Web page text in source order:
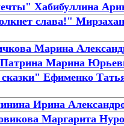
Хабибуллина
слава!"
Марина
Марина
Ефименко
Ирина
Маргарита